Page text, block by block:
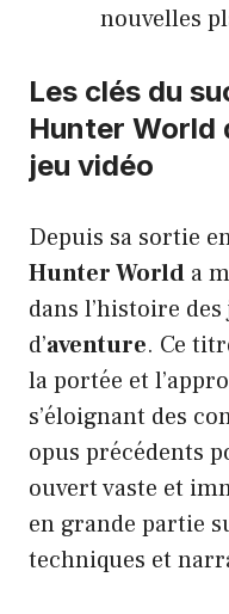
nouvelles
Les clés du
Hunter World
jeu vidéo
Depuis sa sortie
Hunter World a
dans l’histoire des
d’aventure. Ce
la portée et
s’éloignant des
opus précédents
ouvert vaste et
en grande partie
techniques et